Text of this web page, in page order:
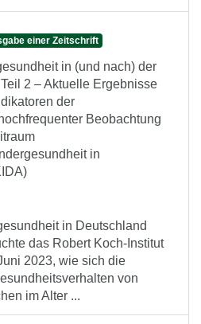
einer Zeitschrift
in (und nach) der
2 – Aktuelle Ergebnisse
der
Beobachtung
in
in Deutschland
das Robert Koch-Institut
2023, wie sich die
von
im Alter ...